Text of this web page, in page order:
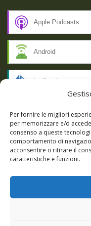
Per fornire le migliori
per memorizzare e/o
consenso a queste
comportamento di
acconsentire o ritirare il
caratteristiche e funzioni.
Apple Podcasts
Android
by Email
RSS
SSL SECURE